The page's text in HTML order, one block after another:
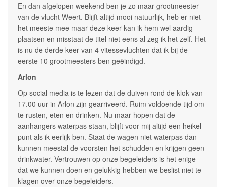
En dan afgelopen weekend ben je zo maar grootmeester
van de vlucht Weert. Blijft altijd mooi natuurlijk, heb er niet
het meeste mee maar deze keer kan ik hem wel aardig
plaatsen en misstaat de titel niet eens al zeg ik het zelf. Het
is nu de derde keer van 4 vitessevluchten dat ik bij de
eerste 10 grootmeesters ben geëindigd.
Arlon
Op social media is te lezen dat de duiven rond de klok van
17.00 uur in Arlon zijn gearriveerd. Ruim voldoende tijd om
te rusten, eten en drinken. Nu maar hopen dat de
aanhangers waterpas staan, blijft voor mij altijd een heikel
punt als ik eerlijk ben. Staat de wagen niet waterpas dan
kunnen meestal de voorsten het schudden en krijgen geen
drinkwater. Vertrouwen op onze begeleiders is het enige
dat we kunnen doen en gelukkig hebben we beslist niet te
klagen over onze begeleiders.